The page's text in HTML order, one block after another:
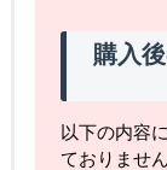
購入
以下の内容
ておりません